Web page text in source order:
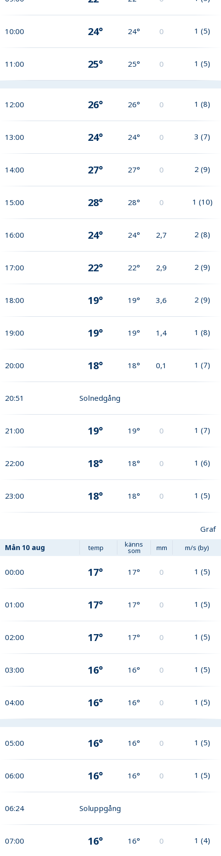
10:00 24° 24° 0 1 (5)
11:00 25° 25° 0 1 (5)
12:00 26° 26° 0 1 (8)
13:00 24° 24° 0 3 (7)
14:00 27° 27° 0 2 (9)
15:00 28° 28° 0 1 (10)
16:00 24° 24° 2,7 2 (8)
17:00 22° 22° 2,9 2 (9)
18:00 19° 19° 3,6 2 (9)
19:00 19° 19° 1,4 1 (8)
20:00 18° 18° 0,1 1 (7)
20:51 Solnedgång
21:00 19° 19° 0 1 (7)
22:00 18° 18° 0 1 (6)
23:00 18° 18° 0 1 (5)
Graf
Mån 10 aug temp känns
som mm m/s (by)
00:00 17° 17° 0 1 (5)
01:00 17° 17° 0 1 (5)
02:00 17° 17° 0 1 (5)
03:00 16° 16° 0 1 (5)
04:00 16° 16° 0 1 (5)
05:00 16° 16° 0 1 (5)
06:00 16° 16° 0 1 (5)
06:24 Soluppgång
07:00 16° 16° 0 1 (4)